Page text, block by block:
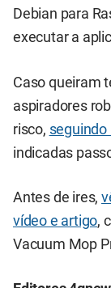
Debian para
executar a
Caso queiram
aspiradores
risco,
indicadas
Antes de ires,
vídeo e artigo,
Vacuum Mop